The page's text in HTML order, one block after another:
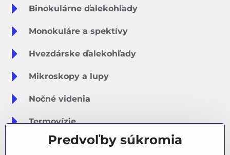
Binokulárne ďalekohľady
Monokuláre a spektívy
Hvezdárske ďalekohľady
Mikroskopy a lupy
Nočné videnia
Termovízie
Meteostanice
Predvoľby súkromia